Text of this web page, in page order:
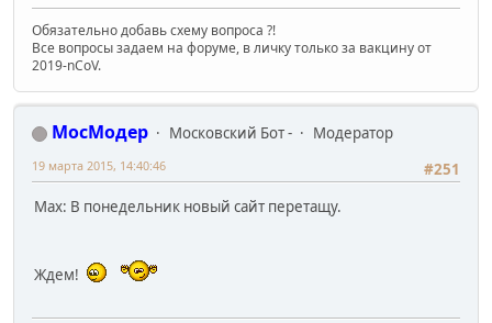
Обязательно добавь схему вопроса ?!
Все вопросы задаем на форуме, в личку только за вакцину от
2019-nCoV.
МосМодер Московский Бот -
Модератор
#251
19 марта 2015, 14:40:46
Max: В понедельник новый сайт перетащу.
Ждем!